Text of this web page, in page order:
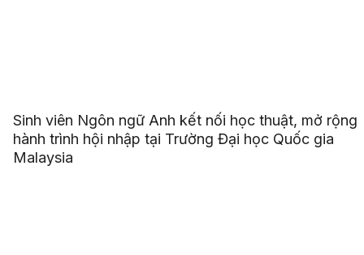
Sinh viên Ngôn ngữ Anh kết nối học thuật, mở rộng
hành trình hội nhập tại Trường Đại học Quốc gia
Malaysia